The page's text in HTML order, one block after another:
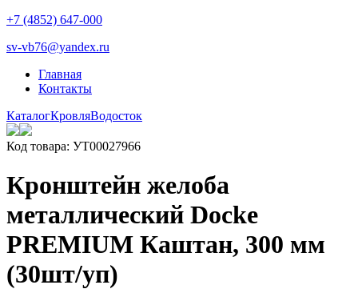
+7 (4852) 647-000
sv-vb76@yandex.ru
Главная
Контакты
КаталогКровляВодосток
Код товара: УТ00027966
Кронштейн желоба
металлический Docke
PREMIUM Каштан, 300 мм
(30шт/уп)